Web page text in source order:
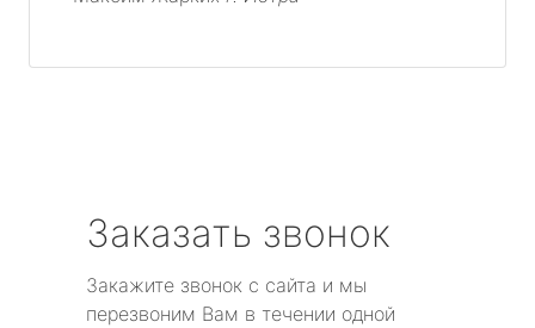
Заказать звонок
Закажите звонок с сайта и мы
перезвоним Вам в течении одной